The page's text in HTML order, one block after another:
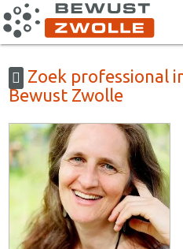
Zoek professional
Bewust Zwolle